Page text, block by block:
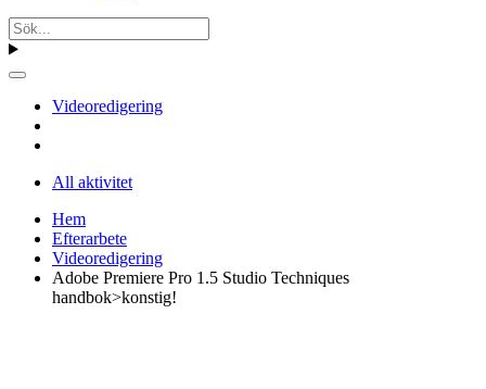
Videoredigering
All aktivitet
Hem
Efterarbete
Videoredigering
Adobe Premiere Pro 1.5 Studio Techniques
handbok>konstig!